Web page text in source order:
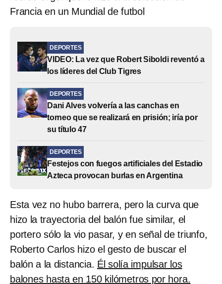
Francia en un Mundial de futbol
DEPORTES
VIDEO: La vez que Robert Siboldi reventó a
los líderes del Club Tigres
DEPORTES
Dani Alves volvería a las canchas en
torneo que se realizará en prisión; iría por
su título 47
DEPORTES
Festejos con fuegos artificiales del Estadio
Azteca provocan burlas en Argentina
Esta vez no hubo barrera, pero la curva que
hizo la trayectoria del balón fue similar, el
portero sólo la vio pasar, y en señal de triunfo,
Roberto Carlos hizo el gesto de buscar el
balón a la distancia. Él solía impulsar los
balones hasta en 150 kilómetros por hora.